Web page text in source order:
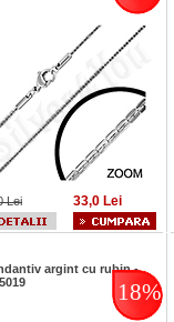
Lei 33,0 Lei
argint cu rubin -
18%